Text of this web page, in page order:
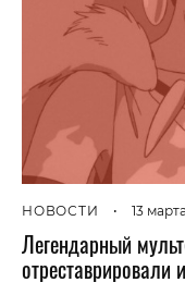
НОВОСТИ • 13
Легендарный
отреставрировали